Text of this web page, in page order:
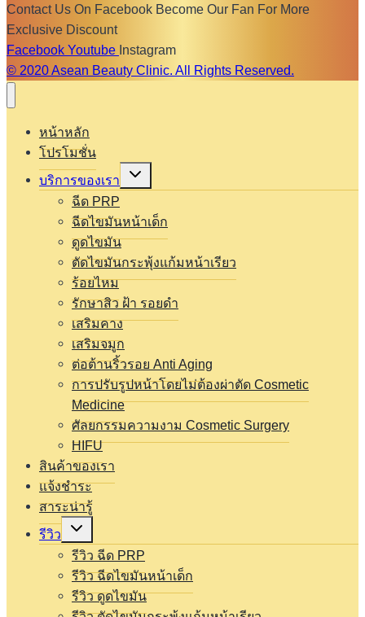
Contact Us On Facebook Become Our Fan For More
Exclusive Discount
Facebook Youtube Instagram
© 2020 Asean Beauty Clinic. All Rights Reserved.
หน้าหลัก
โปรโมชั่น
บริการของเรา
Expand
menu
ฉีด PRP
ฉีดไขมันหน้าเด็ก
ดูดไขมัน
ตัดไขมันกระพุ้งแก้มหน้าเรียว
ร้อยไหม
รักษาสิว ฝ้า รอยดำ
เสริมคาง
เสริมจมูก
ต่อต้านริ้วรอย Anti Aging
การปรับรูปหน้าโดยไม่ต้องผ่าตัด Cosmetic
Medicine
ศัลยกรรมความงาม Cosmetic Surgery
HIFU
สินค้าของเรา
แจ้งชำระ
สาระน่ารู้
รีวิว
Expand
menu
รีวิว ฉีด PRP
รีวิว ฉีดไขมันหน้าเด็ก
รีวิว ดูดไขมัน